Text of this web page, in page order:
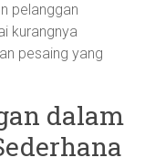
pelanggan
kurangnya
pesaing yang
dalam